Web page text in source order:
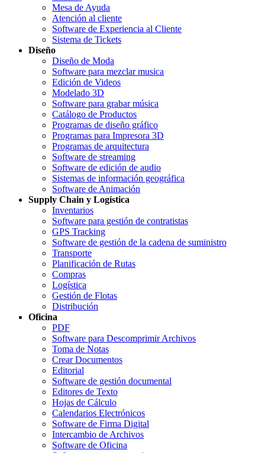
Mesa de Ayuda
Atención al cliente
Software de Experiencia al Cliente
Sistema de Tickets
Diseño
Diseño de Moda
Software para mezclar musica
Edición de Videos
Modelado 3D
Software para grabar música
Catálogo de Productos
Programas de diseño gráfico
Programas para Impresora 3D
Programas de arquitectura
Software de streaming
Software de edición de audio
Sistemas de información geográfica
Software de Animación
Supply Chain y Logística
Inventarios
Software para gestión de contratistas
GPS Tracking
Software de gestión de la cadena de suministro
Transporte
Planificación de Rutas
Compras
Logística
Gestión de Flotas
Distribución
Oficina
PDF
Software para Descomprimir Archivos
Toma de Notas
Crear Documentos
Editorial
Software de gestión documental
Editores de Texto
Hojas de Cálculo
Calendarios Electrónicos
Software de Firma Digital
Intercambio de Archivos
Software de Oficina